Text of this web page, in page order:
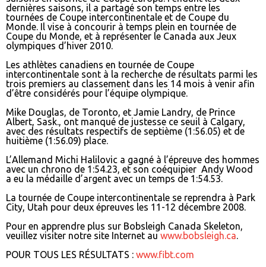
dernières saisons, il a partagé son temps entre les
tournées de Coupe intercontinentale et de Coupe du
Monde. Il vise à concourir à temps plein en tournée de
Coupe du Monde, et à représenter le Canada aux Jeux
olympiques d’hiver 2010.
Les athlètes canadiens en tournée de Coupe
intercontinentale sont à la recherche de résultats parmi les
trois premiers au classement dans les 14 mois à venir afin
d’être considérés pour l’équipe olympique.
Mike Douglas, de Toronto, et Jamie Landry, de Prince
Albert, Sask., ont manqué de justesse ce seuil à Calgary,
avec des résultats respectifs de septième (1:56.05) et de
huitième (1:56.09) place.
L’Allemand Michi Halilovic a gagné à l’épreuve des hommes
avec un chrono de 1:54.23, et son coéquipier Andy Wood
a eu la médaille d’argent avec un temps de 1:54.53.
La tournée de Coupe intercontinentale se reprendra à Park
City, Utah pour deux épreuves les 11-12 décembre 2008.
Pour en apprendre plus sur Bobsleigh Canada Skeleton,
veuillez visiter notre site Internet au www.bobsleigh.ca.
POUR TOUS LES RÉSULTATS : www.fibt.com